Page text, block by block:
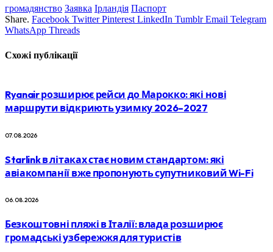
громадянство Заявка Ірландія Паспорт
Share. Facebook Twitter Pinterest LinkedIn Tumblr Email Telegram
WhatsApp Threads
Схожі публікації
Ryanair розширює рейси до Марокко: які нові
маршрути відкриють узимку 2026–2027
07.08.2026
Starlink в літаках стає новим стандартом: які
авіакомпанії вже пропонують супутниковий Wi-Fi
06.08.2026
Безкоштовні пляжі в Італії: влада розширює
громадські узбережжя для туристів